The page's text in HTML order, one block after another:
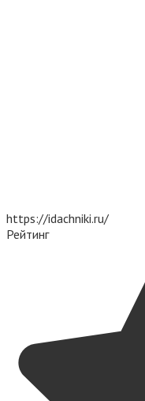
https://idachniki.ru/
Рейтинг